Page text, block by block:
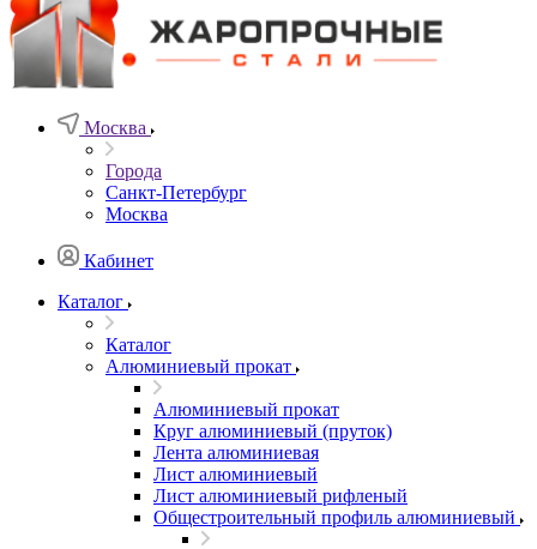
Москва
Города
Санкт-Петербург
Москва
Кабинет
Каталог
Каталог
Алюминиевый прокат
Алюминиевый прокат
Круг алюминиевый (пруток)
Лента алюминиевая
Лист алюминиевый
Лист алюминиевый рифленый
Общестроительный профиль алюминиевый